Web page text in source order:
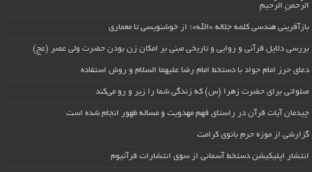
الرَّحمنِ الرَّحیمِ
بازآفرینی هندسی کلمه جلاله «الله»؛ از خوشنویسی تا معماری
بررسی دلایل قرآنی و روایی و تاریخی مبنی بر امکان زن بودن حضرت ولی عصر (عج)
دعای حرز امام جواد با دستخط امام رضا علیهما السلام و روش استفاده
صلواتی برای حضرت زهرا (س) که زندگی شما را زیر و رو می‌کند
چیدمان آیات قرآن در راستای فهم مهدویت و مساله ظهور انجام شده است
گزارشی از موزه حرم بانوی کرامت
انتشار اپلیکیشن دستخط آسمانی از سوی انتشارات قرآنیوم